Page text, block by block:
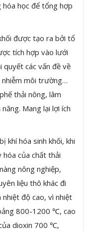
học để tổng hợp
được tạo ra bởi tổ
tích hợp vào lưới
quyết các vấn đề về
nhiễm môi trường…
thải nông, lâm
Mang lại lợi ích
khí hóa sinh khối, khi
của chất thải
nông nghiệp,
liệu thô khác đi
nhiệt độ cao, vì nhiệt
800-1200 ℃, cao
dioxin 700 ℃,